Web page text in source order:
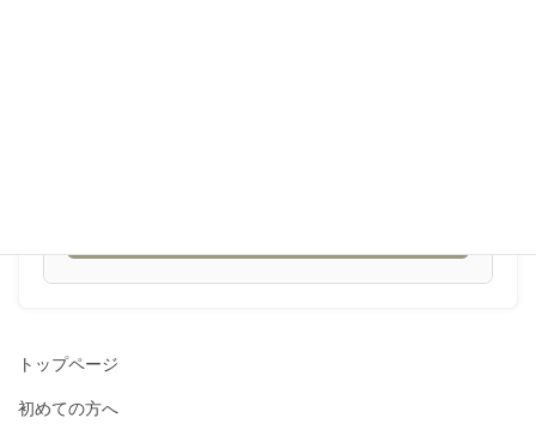
トップページ
初めての方へ